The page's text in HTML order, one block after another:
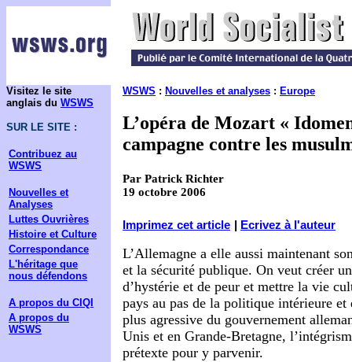
Visitez le site
anglais du WSWS
SUR LE SITE :
Contribuez au
WSWS
Nouvelles et
Analyses
Luttes Ouvrières
Histoire et Culture
Correspondance
L'héritage que
nous défendons
A propos du CIQI
A propos du
WSWS
WSWS : Nouvelles et analyses : Europe
L’opéra de Mozart «
campagne contre les
Par Patrick Richter
19 octobre 2006
Imprimez cet article Ecrivez à l'auteur
L’Allemagne a elle aussi maintenant
et la sécurité publique. On veut créer
d’hystérie et de peur et mettre la vie
pays au pas de la politique intérieure et
plus agressive du gouvernement
Unis et en Grande-Bretagne,
prétexte pour y parvenir.